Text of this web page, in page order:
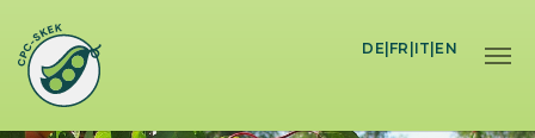
DE| FR IT EN